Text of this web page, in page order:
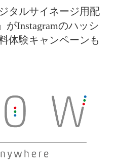
タルサイネージ用配
がInstagramのハッシ
体験キャンペーンも